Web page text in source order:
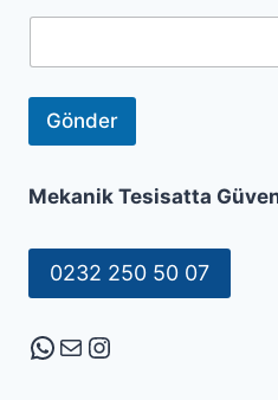
Gönder
Mekanik Tesisatta
0232 250 50 07
WhatsApp
E-postaInstagram